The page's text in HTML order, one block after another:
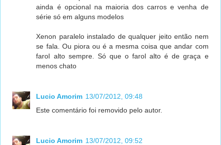
ainda é opcional na maioria dos carros e venha de
série só em alguns modelos
Xenon paralelo instalado de qualquer jeito então nem
se fala. Ou piora ou é a mesma coisa que andar com
farol alto sempre. Só que o farol alto é de graça e
menos chato
Lucio Amorim 13/07/2012, 09:48
Este comentário foi removido pelo autor.
Lucio Amorim 13/07/2012, 09:52